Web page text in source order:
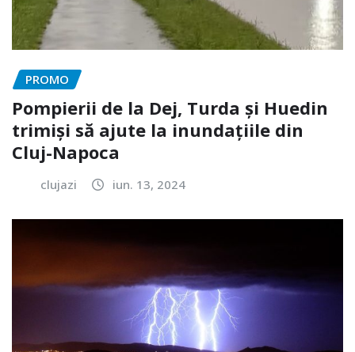
PROMO
Pompierii de la Dej, Turda și Huedin
trimiși să ajute la inundațiile din
Cluj-Napoca
clujazi iun. 13, 2024